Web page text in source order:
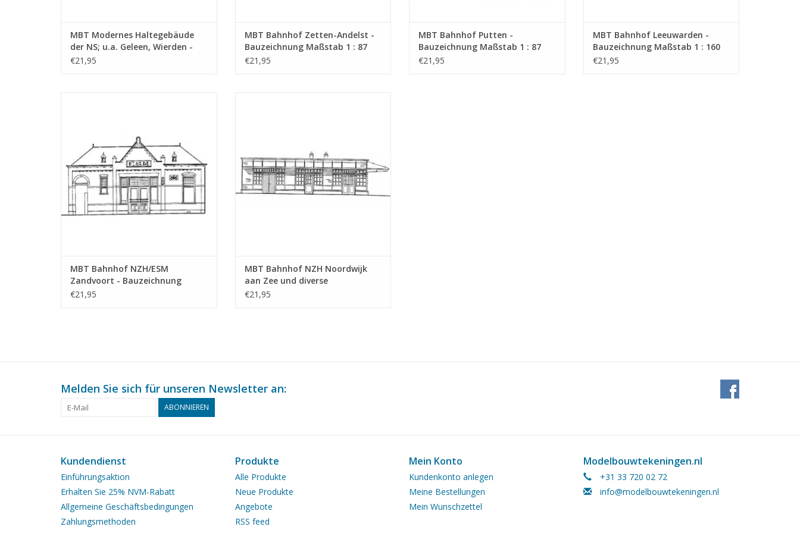
MBT Modernes Haltegebäude
der NS; u.a. Geleen, Wierden -
Bauzeichnung Maßstab 1 : 87
€21,95
MBT Bahnhof Zetten-Andelst -
Bauzeichnung Maßstab 1 : 87
(30.00.006)
€21,95
MBT Bahnhof Putten -
Bauzeichnung Maßstab 1 : 87
(30.00.007)
€21,95
MBT Bahnhof Leeuwarden -
Bauzeichnung Maßstab 1 : 160
(30.00.008)
€21,95
MBT Bahnhof NZH/ESM
Zandvoort - Bauzeichnung
Maßstab 1 : 64 (30.00.010)
€21,95
MBT Bahnhof NZH Noordwijk
aan Zee und diverse
Unterstände - Bauzeichnung
€21,95
Melden Sie sich für unseren Newsletter an:
ABONNIEREN
Kundendienst
Einführungsaktion
Erhalten Sie 25% NVM-Rabatt
Allgemeine Geschäftsbedingungen
Zahlungsmethoden
Produkte
Alle Produkte
Neue Produkte
Angebote
RSS feed
Mein Konto
Kundenkonto anlegen
Meine Bestellungen
Mein Wunschzettel
Modelbouwtekeningen.nl
+31 33 720 02 72
info@modelbouwtekeningen.nl